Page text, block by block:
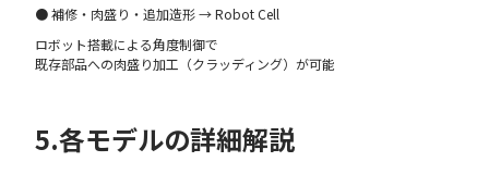
● 補修・肉盛り・追加造形 → Robot Cell
ロボット搭載による角度制御で
既存部品への肉盛り加工（クラッディング）が可能
5.各モデルの詳細解説